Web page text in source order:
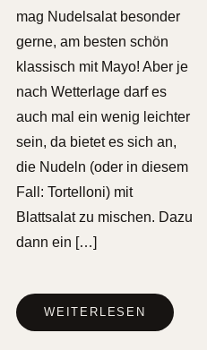
mag Nudelsalat besonder
gerne, am besten schön
klassisch mit Mayo! Aber je
nach Wetterlage darf es
auch mal ein wenig leichter
sein, da bietet es sich an,
die Nudeln (oder in diesem
Fall: Tortelloni) mit
Blattsalat zu mischen. Dazu
dann ein […]
WEITERLESEN